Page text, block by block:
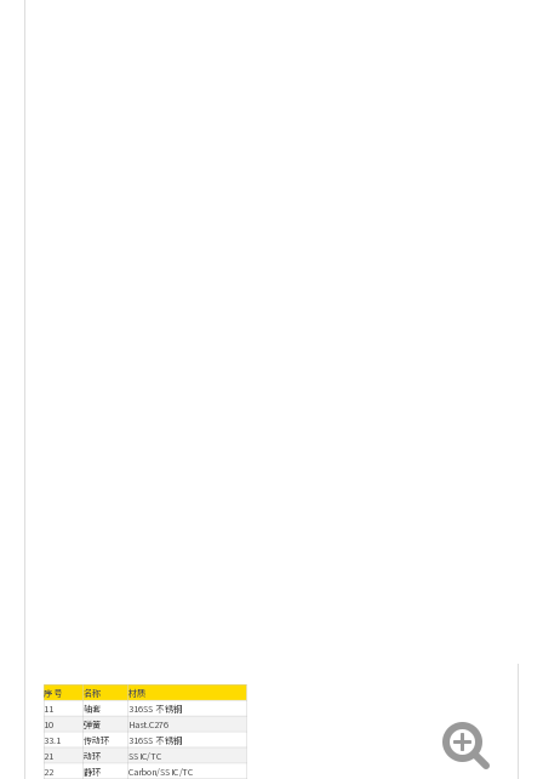
序号 名称
材质
11
轴套
316SS 不锈钢
10
弹簧
Hast.C276
33.1
传动环
316SS 不锈钢
21
动环
SSIC/TC
22
静环 Carbon/SSIC/TC